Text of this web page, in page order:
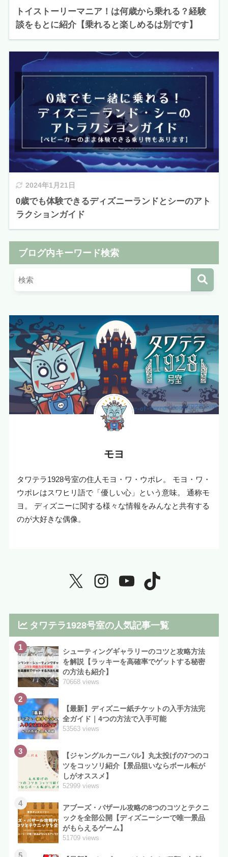
トイストーリーマニア！は何歳から乗れる？経験
談をもとに紹介【乗れると楽しめるは別です】
2024年1月21日
0歳でも体験できるディズニーランドとシーのアト
ラクションガイド
ブログ内キーワード検索
モヨ
タワテラ1928号室の住人モヨ・ワ・ウポレ。 モヨ・ワ・
ウポレはスワヒリ語で「優しい心」という意味。 通称モ
ヨ。 ディズニーに関する様々な情報をみんなと共有する
のが大好きな偶像。
タワテラ1928号室の人気記事一覧
1
シューティングギャラリーのコツと攻略方法
を解説【ラッキーを高確率でゲットする秘密
の方法も紹介】
70668 views
2
【最新】ディズニー紙チケットの入手方法完
全ガイド｜4つの方法で入手可能
53563 views
3
【ジャングルカーニバル】丸太投げの7つのコ
ツをコッソリ紹介【景品狙いならボール転が
しがオススメ】
52999 views
4
アブーズ・バザール攻略の8つのコツとテクニ
ックを全部公開【ディズニーシーで唯一景品
がもらえるゲーム】
51709 views
5